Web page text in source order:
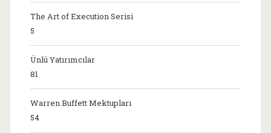
The Art of Execution Serisi
5
Ünlü Yatırımcılar
81
Warren Buffett Mektupları
54